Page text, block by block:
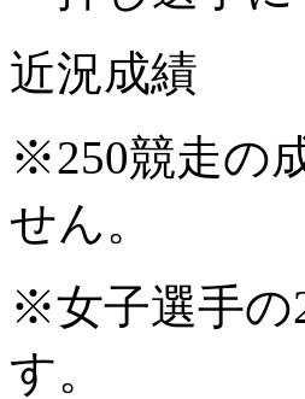
近況成績
※250競走の
せん。
※女子選手の
す。